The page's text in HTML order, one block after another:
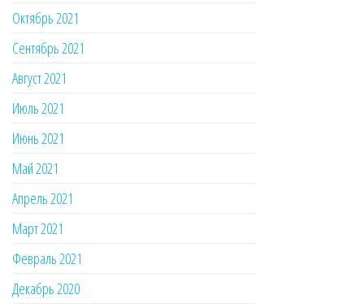
Октябрь 2021
Сентябрь 2021
Август 2021
Июль 2021
Июнь 2021
Май 2021
Апрель 2021
Март 2021
Февраль 2021
Декабрь 2020